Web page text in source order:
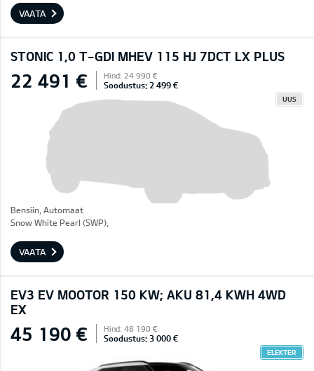
VAATA
STONIC 1,0 T-GDI MHEV 115 HJ 7DCT LX PLUS
22 491 € Hind: 24 990 €
Soodustus: 2 499 €
UUS
Bensiin, Automaat
Snow White Pearl (SWP),
VAATA
EV3 EV MOOTOR 150 KW; AKU 81,4 KWH 4WD
EX
45 190 € Hind: 48 190 €
Soodustus: 3 000 €
ELEKTER